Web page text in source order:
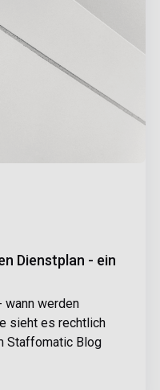
Dienstplan - ein
wann werden
sieht es rechtlich
Staffomatic Blog